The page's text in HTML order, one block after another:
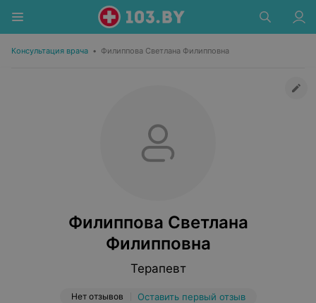
Консультация врача • Филиппова Светлана Филипповна
Филиппова Светлана
Филипповна
Терапевт
Нет отзывов Оставить первый отзыв